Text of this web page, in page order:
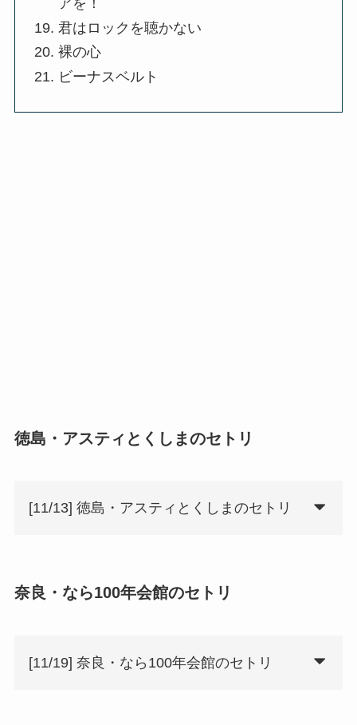
アを！
君はロックを聴かない
裸の心
ビーナスベルト
徳島・アスティとくしまのセトリ
[11/13] 徳島・アスティとくしまのセトリ
奈良・なら100年会館のセトリ
[11/19] 奈良・なら100年会館のセトリ